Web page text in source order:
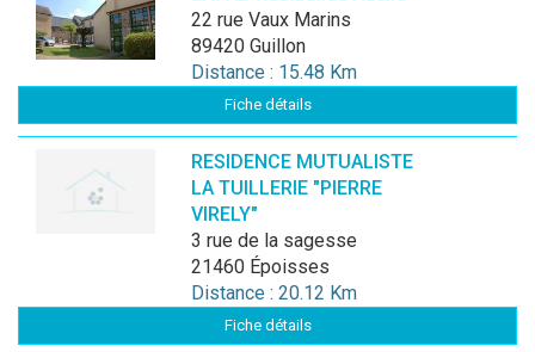
22 rue Vaux Marins
89420 Guillon
Distance : 15.48 Km
Fiche détails
RESIDENCE MUTUALISTE
LA TUILLERIE "PIERRE
VIRELY"
3 rue de la sagesse
21460 Époisses
Distance : 20.12 Km
Fiche détails